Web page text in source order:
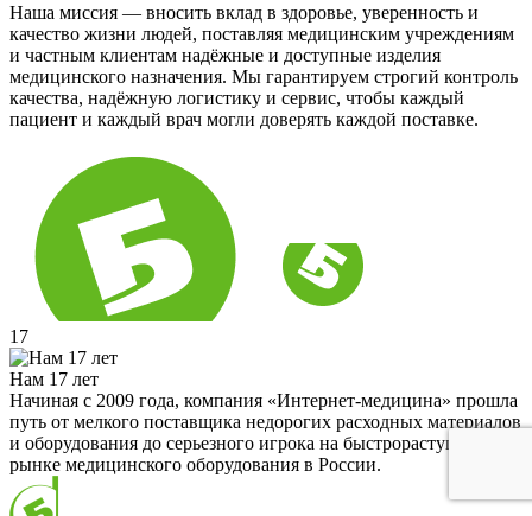
Наша миссия — вносить вклад в здоровье, уверенность и
качество жизни людей, поставляя медицинским учреждениям
и частным клиентам надёжные и доступные изделия
медицинского назначения. Мы гарантируем строгий контроль
качества, надёжную логистику и сервис, чтобы каждый
пациент и каждый врач могли доверять каждой поставке.
17
Нам 17 лет
Начиная с 2009 года, компания «Интернет-медицина» прошла
путь от мелкого поставщика недорогих расходных материалов
и оборудования до серьезного игрока на быстрорастущем
рынке медицинского оборудования в России.